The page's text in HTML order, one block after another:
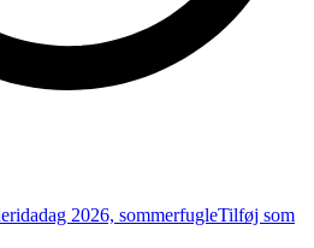
Tilføj som